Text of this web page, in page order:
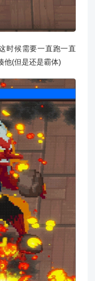
时候需要一直跑一直
他(但是还是霸体)